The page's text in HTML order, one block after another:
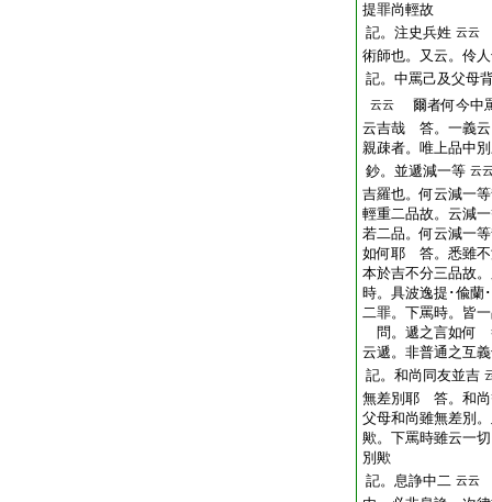
提罪尚輕故
記。注史兵姓 云云
術師也。又云。伶
記。中罵己及父母
云云
爾者何今中
云吉哉 答。一義云
親疎者。唯上品中
鈔。並遞減一等 云
吉羅也。何云減一
輕重二品故。云減
若二品。何云減一
如何耶 答。悉雖不
本於吉不分三品故
時。具波逸提･偸蘭
二罪。下罵時。皆
問。遞之言如何
云遞。非普通之互
記。和尚同友並吉
無差別耶 答。和尚
父母和尚雖無差別
歟。下罵時雖云一
別歟
記。息諍中二 云云